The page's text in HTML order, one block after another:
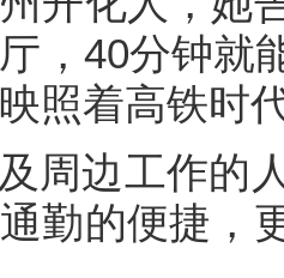
，40分钟就
照着高铁时
周边工作的
勤的便捷，